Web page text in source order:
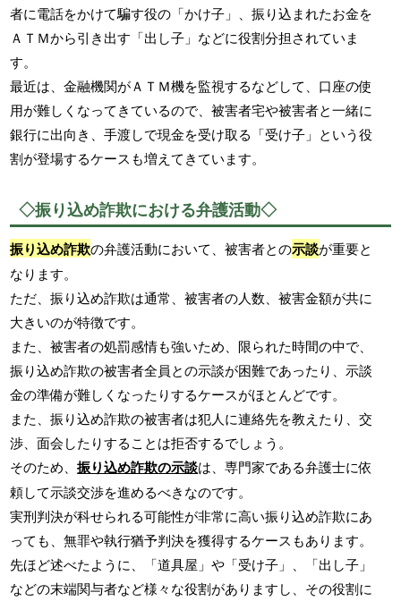
者に電話をかけて騙す役の「かけ子」、振り込まれたお金を
ＡＴＭから引き出す「出し子」などに役割分担されていま
す。
最近は、金融機関がＡＴＭ機を監視するなどして、口座の使
用が難しくなってきているので、被害者宅や被害者と一緒に
銀行に出向き、手渡しで現金を受け取る「受け子」という役
割が登場するケースも増えてきています。
◇振り込め詐欺における弁護活動◇
振り込め詐欺の弁護活動において、被害者との示談が重要と
なります。
ただ、振り込め詐欺は通常、被害者の人数、被害金額が共に
大きいのが特徴です。
また、被害者の処罰感情も強いため、限られた時間の中で、
振り込め詐欺の被害者全員との示談が困難であったり、示談
金の準備が難しくなったりするケースがほとんどです。
また、振り込め詐欺の被害者は犯人に連絡先を教えたり、交
渉、面会したりすることは拒否するでしょう。
そのため、振り込め詐欺の示談は、専門家である弁護士に依
頼して示談交渉を進めるべきなのです。
実刑判決が科せられる可能性が非常に高い振り込め詐欺にあ
っても、無罪や執行猶予判決を獲得するケースもあります。
先ほど述べたように、「道具屋」や「受け子」、「出し子」
などの末端関与者など様々な役割がありますし、その役割に